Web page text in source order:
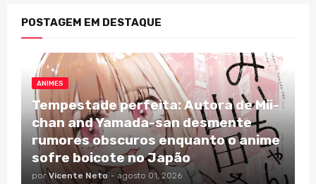
POSTAGEM EM DESTAQUE
ANIMES
Tempestade perfeita: Autora de Mii-
chan and Yamada-san desmente
rumores obscuros enquanto o anime
sofre boicote no Japão
por Vicente Neto - agosto 01, 2026